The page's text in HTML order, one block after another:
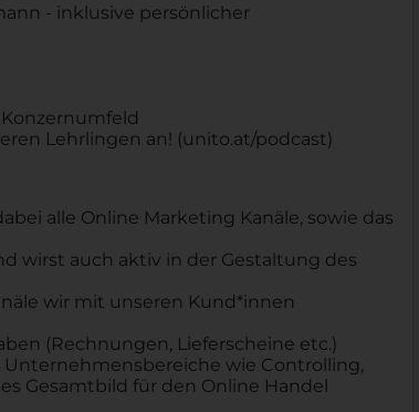
- inklusive persönlicher
Lehrlingen an! (unito.at/podcast)
alle Online Marketing Kanäle, sowie das
wirst auch aktiv in der Gestaltung des
wir mit unseren Kund*innen
(Rechnungen, Lieferscheine etc.)
wie Controlling,
Gesamtbild für den Online Handel